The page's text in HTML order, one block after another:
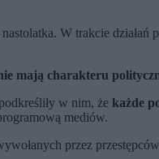
W trakcie
mają charakteru
w nim, że każde
mediów.
przez